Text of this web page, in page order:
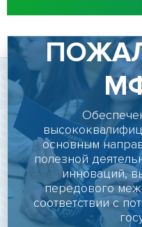
Сведения об
образовательной
организации
Личный кабинет
Подать
онлайн
Версия для
слабовидящих
основным
полезной
инноваций,
передового
соответствии с